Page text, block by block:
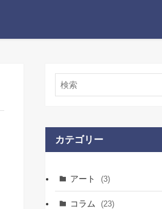
カテゴリー
アート (3)
コラム (23)